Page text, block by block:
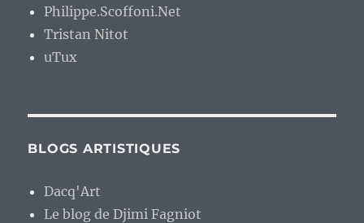
Philippe.Scoffoni.Net
Tristan Nitot
uTux
BLOGS ARTISTIQUES
Dacq'Art
Le blog de Djimi Fagniot